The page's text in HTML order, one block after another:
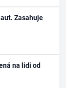
Zasahuje
na lidi od